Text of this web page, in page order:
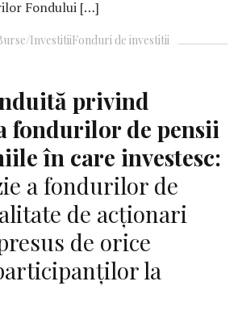
Fondului […]
InvestitiiFonduri de investitii
privind
fondurilor de pensii
în care investesc:
a fondurilor de
de acționari
de orice
la